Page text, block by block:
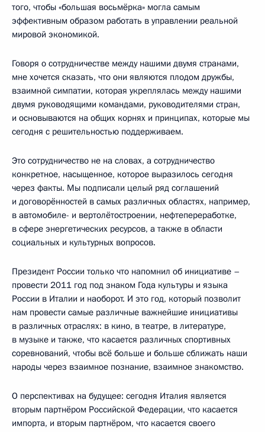
того, чтобы «большая восьмёрка» могла самым
эффективным образом работать в управлении реальной
мировой экономикой.
Говоря о сотрудничестве между нашими двумя странами,
мне хочется сказать, что они являются плодом дружбы,
взаимной симпатии, которая укреплялась между нашими
двумя руководящими командами, руководителями стран,
и основываются на общих корнях и принципах, которые мы
сегодня с решительностью поддерживаем.
Это сотрудничество не на словах, а сотрудничество
конкретное, насыщенное, которое выразилось сегодня
через факты. Мы подписали целый ряд соглашений
и договорённостей в самых различных областях, например,
в автомобиле- и вертолётостроении, нефтепереработке,
в сфере энергетических ресурсов, а также в области
социальных и культурных вопросов.
Президент России только что напомнил об инициативе –
провести 2011 год под знаком Года культуры и языка
России в Италии и наоборот. И это год, который позволит
нам провести самые различные важнейшие инициативы
в различных отраслях: в кино, в театре, в литературе,
в музыке и также, что касается различных спортивных
соревнований, чтобы всё больше и больше сближать наши
народы через взаимное познание, взаимное знакомство.
О перспективах на будущее: сегодня Италия является
вторым партнёром Российской Федерации, что касается
импорта, и вторым партнёром, что касается своего